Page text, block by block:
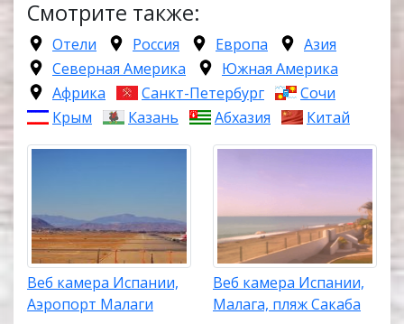
Смотрите также:
Отели Россия Европа
Азия
Северная Америка
Южная Америка
Африка
Санкт-Петербург
Сочи
Крым
Казань Абхазия Китай
Веб камера Испании,
Аэропорт Малаги
Веб камера Испании,
Малага, пляж Сакаба